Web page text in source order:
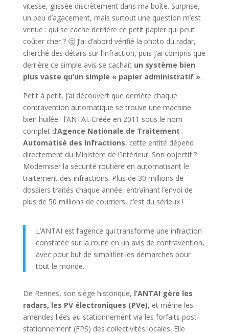
vitesse, glissée discrètement dans ma boîte. Surprise,
un peu d’agacement, mais surtout une question m’est
venue : qui se cache derrière ce petit papier qui peut
coûter cher ? 🤔 J’ai d’abord vérifié la photo du radar,
cherché des détails sur l’infraction, puis j’ai compris que
derrière ce simple avis se cachait un système bien
plus vaste qu’un simple « papier administratif ».
Petit à petit, j’ai découvert que derrière chaque
contravention automatique se trouve une machine
bien huilée : l’ANTAI. Créée en 2011 sous le nom
complet d’Agence Nationale de Traitement
Automatisé des Infractions, cette entité dépend
directement du Ministère de l’Intérieur. Son objectif ?
Moderniser la sécurité routière en automatisant le
traitement des infractions. Plus de 30 millions de
dossiers traités chaque année, entraînant l’envoi de
plus de 50 millions de courriers, c’est du sérieux !
L’ANTAI est l’agence qui transforme une infraction
constatée sur la route en un avis de contravention,
avec pour but de simplifier les démarches pour
tout le monde.
De Rennes, son siège historique, l’ANTAI gère les
radars, les PV électroniques (PVe), et même les
amendes liées au stationnement via les forfaits post-
stationnement (FPS) des collectivités locales. Elle